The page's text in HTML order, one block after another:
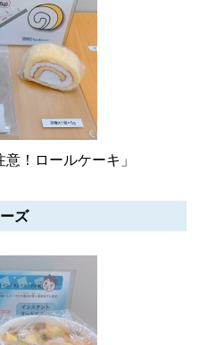
意！ロールケーキ」
ズ